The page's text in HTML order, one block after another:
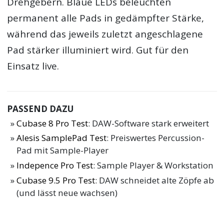
permanent alle Pads in gedämpfter Stärke,
während das jeweils zuletzt angeschlagene
Pad stärker illuminiert wird. Gut für den
Einsatz live.
PASSEND DAZU
Cubase 8 Pro Test: DAW-Software stark erweitert
Alesis SamplePad Test: Preiswertes Percussion-
Pad mit Sample-Player
Indepence Pro Test: Sample Player & Workstation
Cubase 9.5 Pro Test: DAW schneidet alte Zöpfe ab
(und lässt neue wachsen)